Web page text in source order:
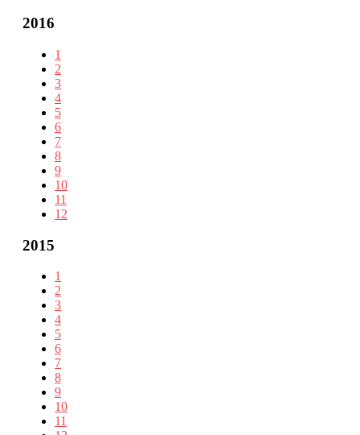
2016
1
2
3
4
5
6
7
8
9
10
11
12
2015
1
2
3
4
5
6
7
8
9
10
11